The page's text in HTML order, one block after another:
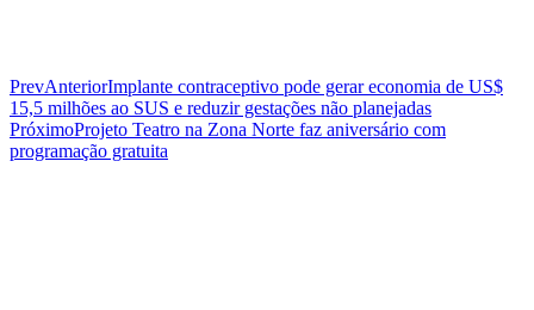
PrevAnteriorImplante contraceptivo pode gerar economia de US$
15,5 milhões ao SUS e reduzir gestações não planejadas
PróximoProjeto Teatro na Zona Norte faz aniversário com
programação gratuita